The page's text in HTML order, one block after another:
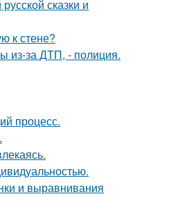
сказки и
к стене?
из-за ДТП, - полиция.
процесс.
и выравнивания